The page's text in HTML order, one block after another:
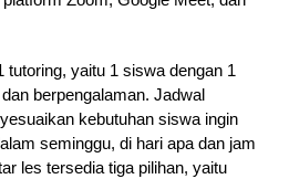
tutoring, yaitu 1 siswa dengan 1
berpengalaman. Jadwal
kebutuhan siswa ingin
seminggu, di hari apa dan jam
les tersedia tiga pilihan, yaitu